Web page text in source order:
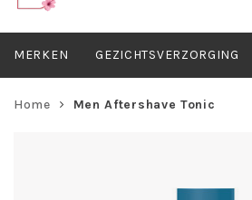
MERKEN GEZICHTSVERZORGING
Home Men Aftershave Tonic